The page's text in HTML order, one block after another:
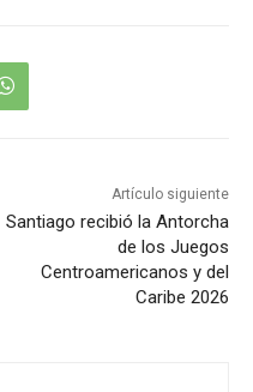
Artículo siguiente
Santiago recibió la Antorcha
de los Juegos
Centroamericanos y del
Caribe 2026